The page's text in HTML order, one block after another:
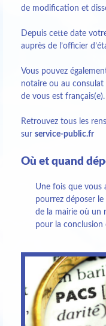
de modification et
Depuis cette date
auprès de l’officier
Vous pouvez
notaire ou au consulat
de vous est français(e).
Retrouvez tous les
sur service-public.fr
Où et quand
Une fois que vous
pourrez déposer
de la mairie où un
pour la conclusion